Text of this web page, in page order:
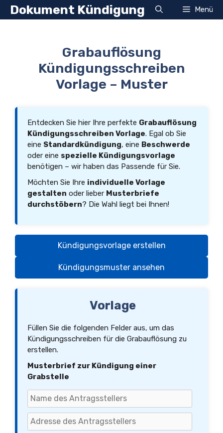
Zum
InhaltDokument Kündigung Menü
Grabauflösung
Kündigungsschreiben
Vorlage – Muster
Entdecken Sie hier Ihre perfekte Grabauflösung
Kündigungsschreiben Vorlage. Egal ob Sie
eine Standardkündigung, eine Beschwerde
oder eine spezielle Kündigungsvorlage
benötigen – wir haben das Passende für Sie.
Möchten Sie Ihre individuelle Vorlage
gestalten oder lieber Musterbriefe
durchstöbern? Die Wahl liegt bei Ihnen!
Kündigungsvorlage erstellen
Kündigungsmuster ansehen
Vorlage
Füllen Sie die folgenden Felder aus, um das
Kündigungsschreiben für die Grabauflösung zu
erstellen.
Musterbrief zur Kündigung einer
Grabstelle